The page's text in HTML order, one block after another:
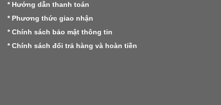
* Hướng dẫn thanh toán
* Phương thức giao nhận
* Chính sách bảo mật thông tin
* Chính sách đổi trả hàng và hoàn tiền